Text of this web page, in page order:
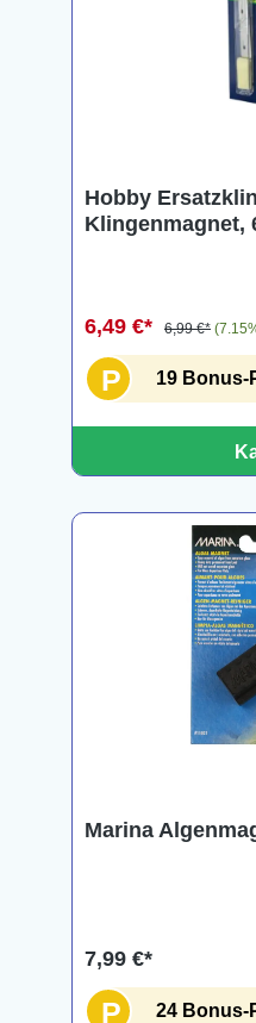
Hobby
Klingenmagnet,
6,49 €* 6,99 €*
P 19 Bonus-
Marina
7,99 €*
P 24 Bonus-